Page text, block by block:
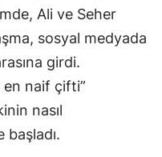
Ali ve Seher
sosyal medyada
girdi.
en naif çifti”
nasıl